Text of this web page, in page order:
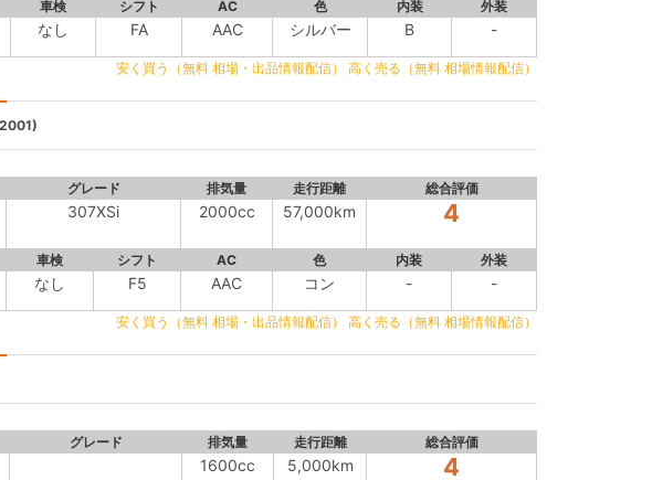
車検 シフト AC 色 内装 外装
なし FA AAC シルバー B -
安く買う（無料 相場・出品情報配信） 高く売る（無料 相場情報配信）
グレード 排気量 走行距離 総合評価
307XSi 2000cc 57,000km 4
車検 シフト AC 色 内装 外装
なし F5 AAC コン - -
安く買う（無料 相場・出品情報配信） 高く売る（無料 相場情報配信）
グレード 排気量 走行距離 総合評価
1600cc 5,000km 4